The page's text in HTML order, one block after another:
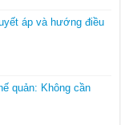
áp và hướng điều
quản: Không cần